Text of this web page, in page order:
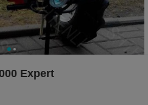
Expert